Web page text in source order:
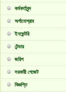
কর্মকর্তাবৃন্দ
অর্গানোগ্রাম
ইনভেন্টরি
টেন্ডার
জরিপ
সরকারী গেজেট
বিজ্ঞপ্তি